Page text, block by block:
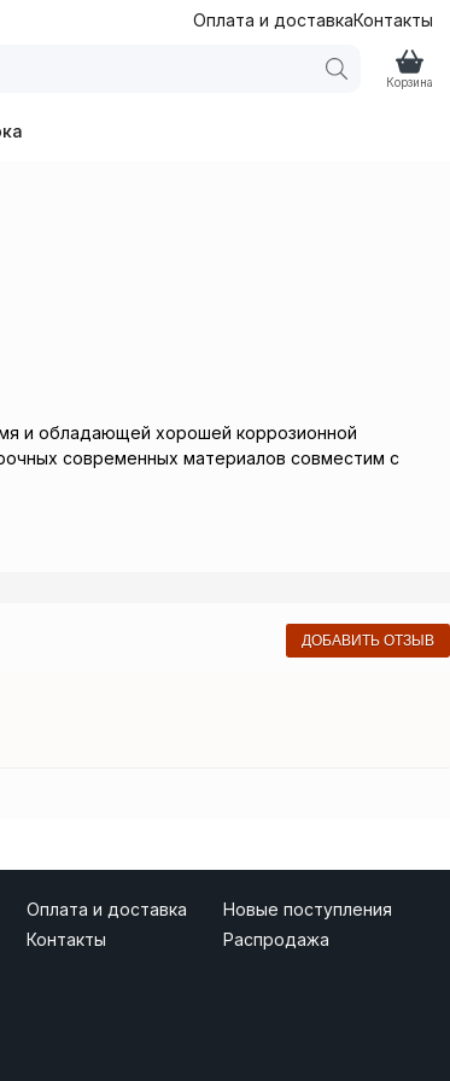
Оплата и доставкаКонтакты
Корзина
и обладающей хорошей коррозионной
современных материалов совместим с
ДОБАВИТЬ ОТЗЫВ
Оплата и доставка
Контакты
Новые поступления
Распродажа